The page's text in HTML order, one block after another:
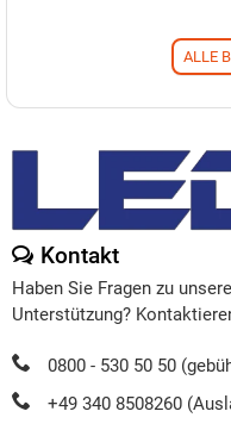
ALLE
Kontakt
Haben Sie Fragen zu
Unterstützung?
0800 - 530 50 50
+49 340 8508260